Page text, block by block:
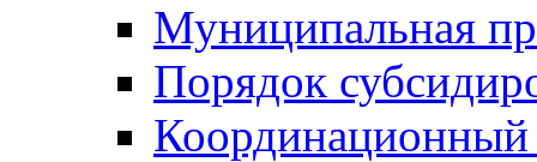
Муниципальная
Порядок
Координационный